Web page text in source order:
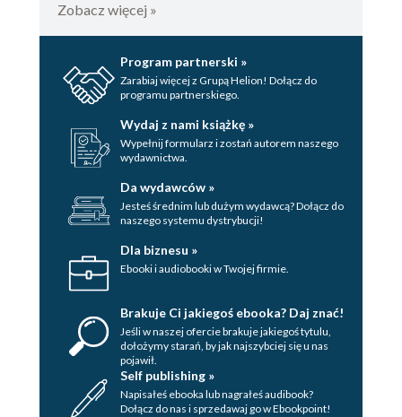
Zobacz więcej »
Program partnerski »
Zarabiaj więcej z Grupą Helion! Dołącz do
programu partnerskiego.
Wydaj z nami książkę »
Wypełnij formularz i zostań autorem naszego
wydawnictwa.
Da wydawców »
Jesteś średnim lub dużym wydawcą? Dołącz do
naszego systemu dystrybucji!
Dla biznesu »
Ebooki i audiobooki w Twojej firmie.
Brakuje Ci jakiegoś ebooka? Daj znać!
Jeśli w naszej ofercie brakuje jakiegoś tytulu,
dołożymy starań, by jak najszybciej się u nas
pojawił.
Self publishing »
Napisałeś ebooka lub nagrałeś audibook?
Dołącz do nas i sprzedawaj go w Ebookpoint!